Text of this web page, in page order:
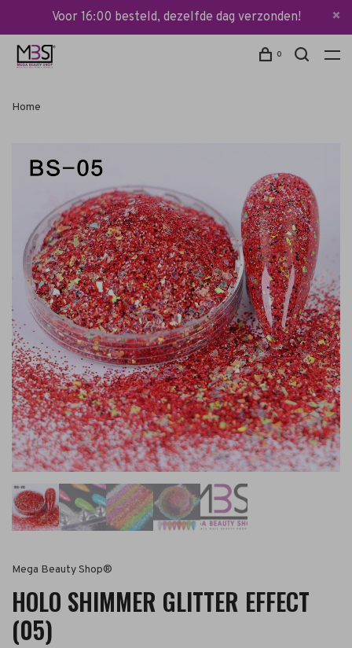
Voor 16:00 besteld, dezelfde dag verzonden!
0
Home
Mega Beauty Shop®
HOLO SHIMMER GLITTER EFFECT
(05)